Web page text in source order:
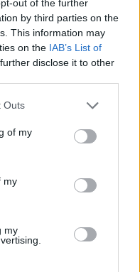
out of the further
by third parties on the
This information may
on the IAB’s List of
disclose it to other
one or more Google
You may click to
its third-party tags to
in below Google
Outs
of my
my
my
είναι